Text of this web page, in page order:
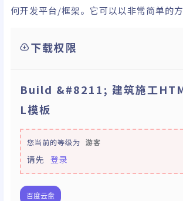
何开发平台/框架。它可以以非常简单的方
下载权限
Build &#8211; 建筑施工
L模板
您当前的等级为 游客
请先 登录
百度云盘